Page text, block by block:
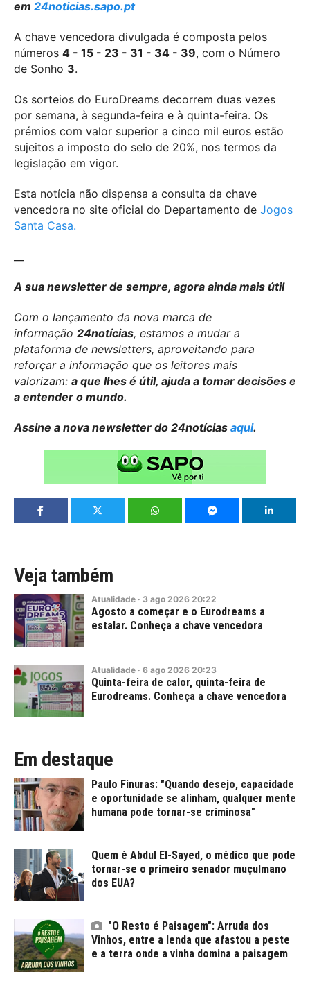
em 24noticias.sapo.pt
A chave vencedora divulgada é composta pelos
números 4 - 15 - 23 - 31 - 34 - 39, com o Número
de Sonho 3.
Os sorteios do EuroDreams decorrem duas vezes
por semana, à segunda-feira e à quinta-feira. Os
prémios com valor superior a cinco mil euros estão
sujeitos a imposto do selo de 20%, nos termos da
legislação em vigor.
Esta notícia não dispensa a consulta da chave
vencedora no site oficial do Departamento de Jogos
Santa Casa.
A sua newsletter de sempre, agora ainda mais útil
Com o lançamento da nova marca de
informação 24notícias, estamos a mudar a
plataforma de newsletters, aproveitando para
reforçar a informação que os leitores mais
valorizam: a que lhes é útil, ajuda a tomar decisões e
a entender o mundo.
Assine a nova newsletter do 24notícias aqui.
Veja também
Atualidade · 3 ago 2026 20:22
Agosto a começar e o Eurodreams a
estalar. Conheça a chave vencedora
Atualidade · 6 ago 2026 20:23
Quinta-feira de calor, quinta-feira de
Eurodreams. Conheça a chave vencedora
Em destaque
Paulo Finuras: "Quando desejo, capacidade
e oportunidade se alinham, qualquer mente
humana pode tornar-se criminosa"
Quem é Abdul El-Sayed, o médico que pode
tornar-se o primeiro senador muçulmano
dos EUA?
"O Resto é Paisagem": Arruda dos
Vinhos, entre a lenda que afastou a peste
e a terra onde a vinha domina a paisagem